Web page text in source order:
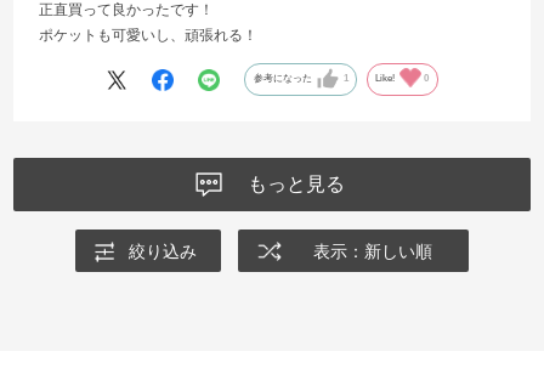
正直買って良かったです！
ポケットも可愛いし、頑張れる！
参考になった 1 Like! 0
もっと見る
絞り込み 表示：新しい順